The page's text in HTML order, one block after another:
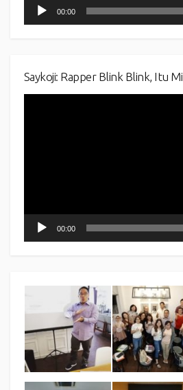
00:00
Saykoji: Rapper Blink Blink, Itu
00:00